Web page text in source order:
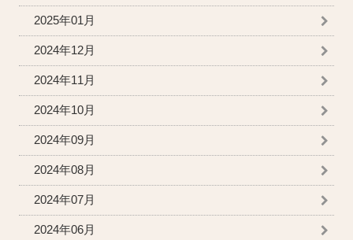
2025年01月
2024年12月
2024年11月
2024年10月
2024年09月
2024年08月
2024年07月
2024年06月